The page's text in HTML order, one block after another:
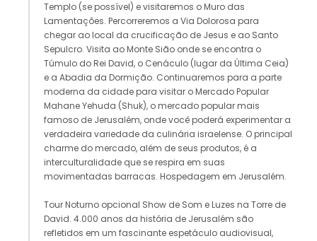
Templo (se possível) e visitaremos o Muro das
Lamentações. Percorreremos a Via Dolorosa para
chegar ao local da crucificação de Jesus e ao Santo
Sepulcro. Visita ao Monte Sião onde se encontra o
Túmulo do Rei David, o Cenáculo (lugar da Última Ceia)
e a Abadia da Dormição. Continuaremos para a parte
moderna da cidade para visitar o Mercado Popular
Mahane Yehuda (Shuk), o mercado popular mais
famoso de Jerusalém, onde você poderá experimentar a
verdadeira variedade da culinária israelense. O principal
charme do mercado, além de seus produtos, é a
interculturalidade que se respira em suas
movimentadas barracas. Hospedagem em Jerusalém.
Tour Noturno opcional Show de Som e Luzes na Torre de
David. 4.000 anos da história de Jerusalém são
refletidos em um fascinante espetáculo audiovisual,